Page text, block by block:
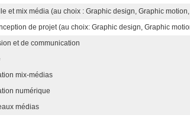
et mix média (au choix : Graphic design, Graphic
de projet (au choix: Graphic design, Graphic
et de communication
mix-médias
numérique
médias